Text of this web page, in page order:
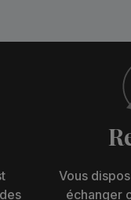
Vous
échanger